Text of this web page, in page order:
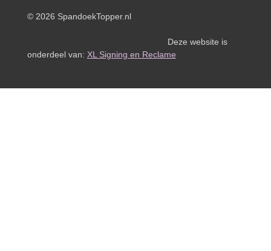
© 2026 SpandoekTopper.nl
Deze website is
onderdeel van: XL Signing en Reclame